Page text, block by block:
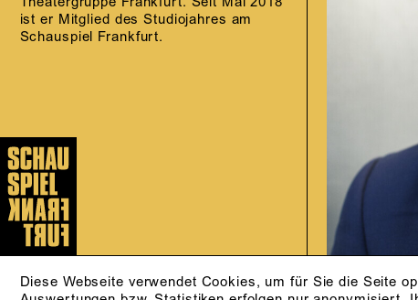
Diese Webseite verwendet Cookies, um für Sie die Seite
ist er Mitglied des Studiojahres am
Schauspiel Frankfurt.